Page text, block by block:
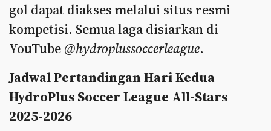
gol dapat diakses melalui situs resmi
kompetisi. Semua laga disiarkan di
YouTube @hydroplussoccerleague.
Jadwal Pertandingan Hari Kedua
HydroPlus Soccer League All-Stars
2025-2026